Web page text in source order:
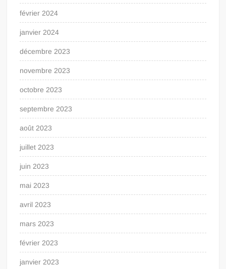
février 2024
janvier 2024
décembre 2023
novembre 2023
octobre 2023
septembre 2023
août 2023
juillet 2023
juin 2023
mai 2023
avril 2023
mars 2023
février 2023
janvier 2023